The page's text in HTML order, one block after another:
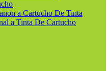
a Cartucho De Tinta
a Tinta De Cartucho